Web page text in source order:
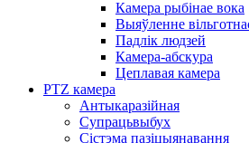
Камера рыбінае вока
Выяўленне
Падлік людзей
Камера-абскура
Цеплавая камера
PTZ камера
Антыкаразійная
Супрацьвыбух
Сістэма пазіцыянавання